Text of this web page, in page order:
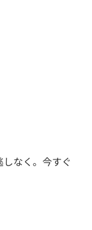
なく。今すぐ